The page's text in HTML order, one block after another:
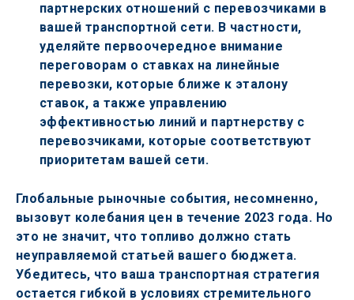
партнерских отношений с перевозчиками в
вашей транспортной сети. В частности,
уделяйте первоочередное внимание
переговорам о ставках на линейные
перевозки, которые ближе к эталону
ставок, а также управлению
эффективностью линий и партнерству с
перевозчиками, которые соответствуют
приоритетам вашей сети.
Глобальные рыночные события, несомненно,
вызовут колебания цен в течение 2023 года. Но
это не значит, что топливо должно стать
неуправляемой статьей вашего бюджета.
Убедитесь, что ваша транспортная стратегия
остается гибкой в условиях стремительного